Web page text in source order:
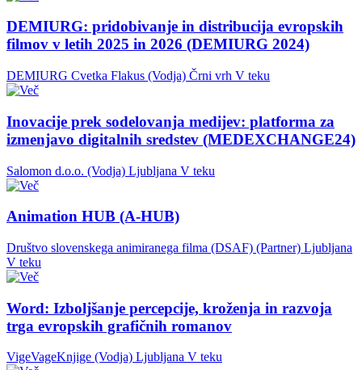
DEMIURG: pridobivanje in distribucija evropskih
filmov v letih 2025 in 2026 (DEMIURG 2024)
DEMIURG Cvetka Flakus (Vodja) Črni vrh V teku
Inovacije prek sodelovanja medijev: platforma za
izmenjavo digitalnih sredstev (MEDEXCHANGE24)
Salomon d.o.o. (Vodja) Ljubljana V teku
Animation HUB (A-HUB)
Društvo slovenskega animiranega filma (DSAF) (Partner) Ljubljana
V teku
Word: Izboljšanje percepcije, kroženja in razvoja
trga evropskih grafičnih romanov
VigeVageKnjige (Vodja) Ljubljana V teku